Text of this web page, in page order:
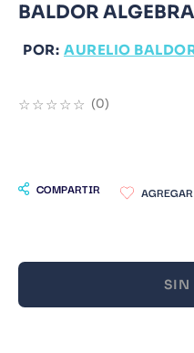
BALDOR
POR: AURELIO
☆☆☆☆☆ (0)
COMPARTIR
SIN
9.
Warhammer
10. Infantil